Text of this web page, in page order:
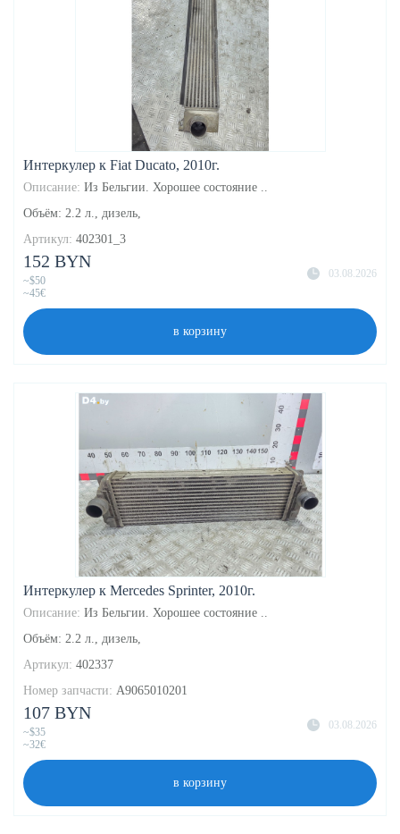
Интеркулер к Fiat Ducato, 2010г.
Описание: Из Бельгии. Хорошее состояние ..
Объём: 2.2 л., дизель,
Артикул: 402301_3
03.08.2026
152 BYN
~$50
~45€
в корзину
Интеркулер к Mercedes Sprinter, 2010г.
Описание: Из Бельгии. Хорошее состояние ..
Объём: 2.2 л., дизель,
Артикул: 402337
Номер запчасти: A9065010201
03.08.2026
107 BYN
~$35
~32€
в корзину